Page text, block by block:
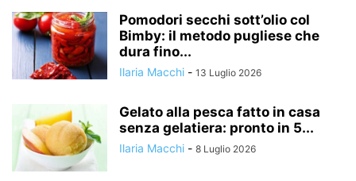
Pomodori secchi sott’olio col
Bimby: il metodo pugliese che
dura fino...
Ilaria Macchi - 13 Luglio 2026
Gelato alla pesca fatto in casa
senza gelatiera: pronto in 5...
Ilaria Macchi - 8 Luglio 2026